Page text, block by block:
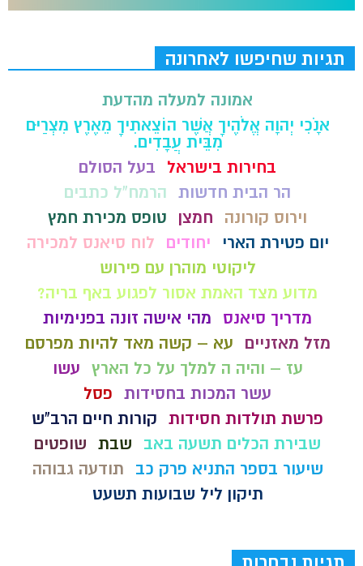
תגיות שחיפשו לאחרונה
אמונה למעלה מהדעת
אָנֹכִי יְהוָה אֱלֹהֶיךָ אֲשֶׁר הוֹצֵאתִיךָ מֵאֶרֶץ מִצְרַיִם
מִבֵּית עֲבָדִים.
בחירות בישראל
בעל הסולם
הר הבית חדשות הרמח"ל כתבים
וירוס קורונה
חמצן
טופס מכירת חמץ
יום פטירת הארי
יחודים
לוח סיאנס למכירה
ליקוטי מוהרן עם פירוש
מדוע מצד האמת אסור לפגוע באף בריה?
מדריך סיאנס
מהי אישה זונה בפנימיות
מזל מאזניים
עא – קשה מאד להיות מפרסם
עז – והיה ה למלך על כל הארץ עשו
עשר המכות בחסידות פסל
פרשת תולדות חסידות קורות חיים הרב"ש
שבירת הכלים תשעה באב
שבת שופטים
שיעור בספר התניא פרק כב
תודעה גבוהה
תיקון ליל שבועות תשעט